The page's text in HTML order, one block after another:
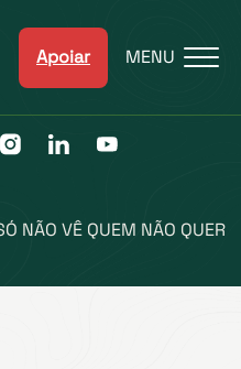
Apoiar MENU
NÃO VÊ QUEM NÃO QUER